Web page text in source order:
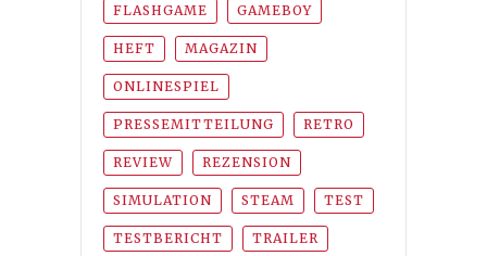
FLASHGAME GAMEBOY
HEFT MAGAZIN
ONLINESPIEL
PRESSEMITTEILUNG RETRO
REVIEW REZENSION
SIMULATION STEAM TEST
TESTBERICHT TRAILER